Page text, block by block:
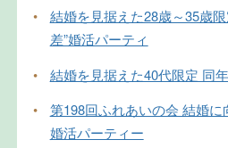
•
結婚を見据えた28歳～35歳
差”婚活パーティ
•
結婚を見据えた40代限定 同
•
第198回ふれあいの会 結婚に
婚活パーティー